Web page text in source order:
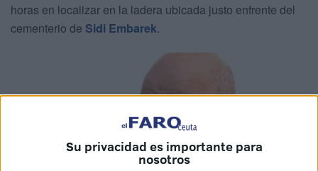
Su privacidad es importante para
nosotros
horas en localizar en la ladera ubicada justo enfrente del
cementerio de Sidi Embarek.